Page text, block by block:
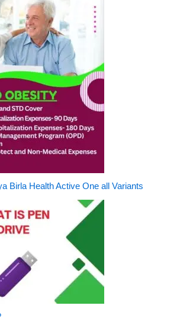
Birla Health Active One all Variants